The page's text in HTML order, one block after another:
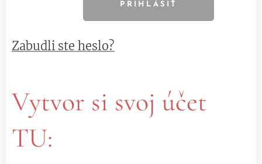
PRIHLÁSIŤ
Zabudli ste heslo?
Vytvor si svoj účet
TU: